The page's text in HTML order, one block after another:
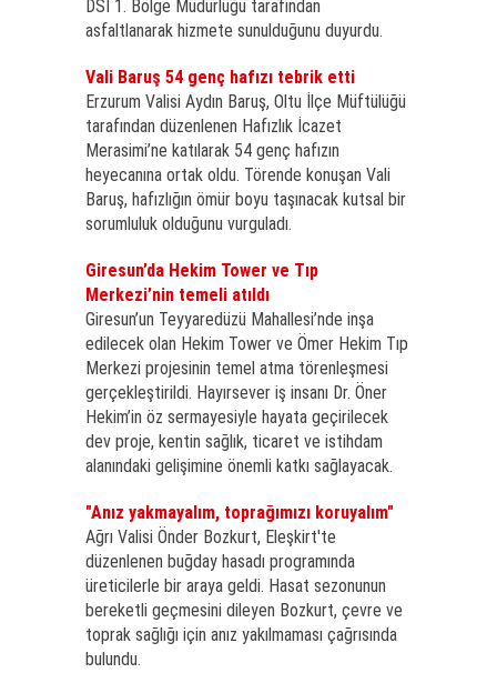
DSİ 1. Bölge Müdürlüğü tarafından
asfaltlanarak hizmete sunulduğunu duyurdu.
Vali Baruş 54 genç hafızı tebrik etti
Erzurum Valisi Aydın Baruş, Oltu İlçe Müftülüğü
tarafından düzenlenen Hafızlık İcazet
Merasimi’ne katılarak 54 genç hafızın
heyecanına ortak oldu. Törende konuşan Vali
Baruş, hafızlığın ömür boyu taşınacak kutsal bir
sorumluluk olduğunu vurguladı.
Giresun’da Hekim Tower ve Tıp
Merkezi’nin temeli atıldı
Giresun’un Teyyaredüzü Mahallesi’nde inşa
edilecek olan Hekim Tower ve Ömer Hekim Tıp
Merkezi projesinin temel atma törenleşmesi
gerçekleştirildi. Hayırsever iş insanı Dr. Öner
Hekim’in öz sermayesiyle hayata geçirilecek
dev proje, kentin sağlık, ticaret ve istihdam
alanındaki gelişimine önemli katkı sağlayacak.
"Anız yakmayalım, toprağımızı koruyalım"
Ağrı Valisi Önder Bozkurt, Eleşkirt'te
düzenlenen buğday hasadı programında
üreticilerle bir araya geldi. Hasat sezonunun
bereketli geçmesini dileyen Bozkurt, çevre ve
toprak sağlığı için anız yakılmaması çağrısında
bulundu.